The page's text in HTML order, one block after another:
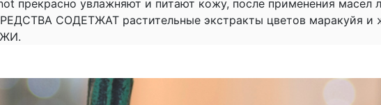
прекрасно увлажняют и питают кожу, после применения масел
СОДЕТЖАТ растительные экстракты цветов маракуйя и